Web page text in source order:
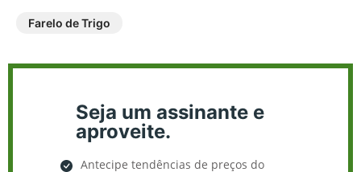
Farelo de Trigo
Seja um assinante e
aproveite.
Antecipe tendências de preços do